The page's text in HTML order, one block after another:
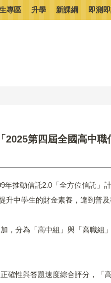
專區 升學 新課綱 即測
2025第四屆全國高中
年推動信託2.0「全方位信託」
中學生的財金素養，達到普及
，分為「高中組」與「高職組
確性與答題速度綜合評分，「